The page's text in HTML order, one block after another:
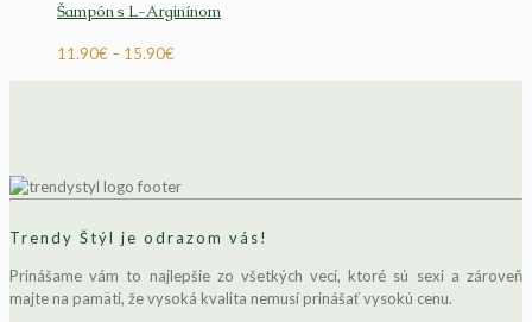
Šampón s L-Arginínom
11.90€ – 15.90€
Trendy Štýl je odrazom vás!
Prinášame vám to najlepšie zo všetkých vecí, ktoré sú sexi a zároveň
majte na pamäti, že vysoká kvalita nemusí prinášať vysokú cenu.